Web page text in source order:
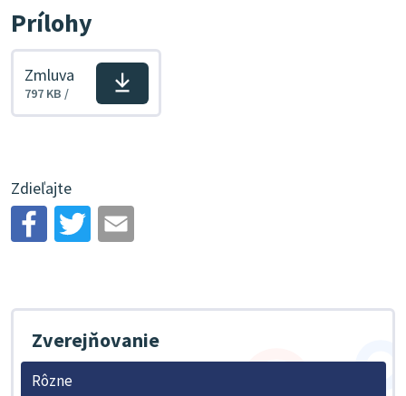
Prílohy
Stiahnuť
Zmluva
797 KB /
Zdieľajte
Zverejňovanie
Rôzne